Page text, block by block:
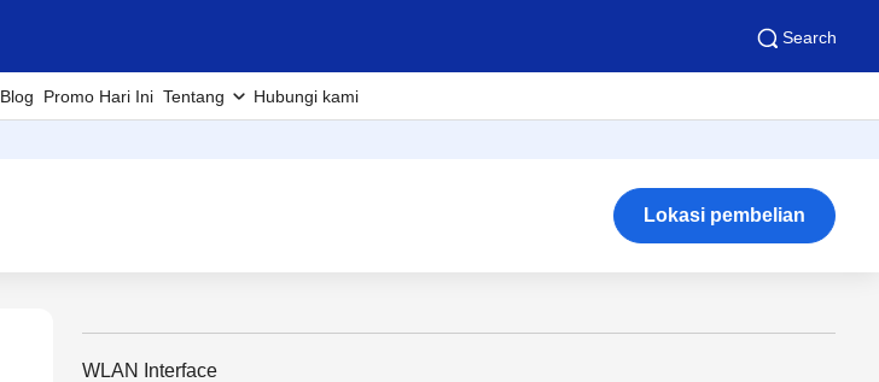
Search
Blog Promo Hari Ini Tentang Hubungi kami
Lokasi pembelian
WLAN Interface